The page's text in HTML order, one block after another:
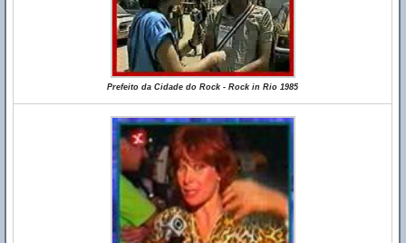
Prefeito da Cidade do Rock - Rock in Rio 1985